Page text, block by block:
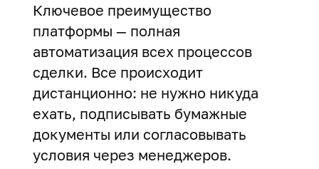
Ключевое преимущество
платформы — полная
автоматизация всех процессов
сделки. Все происходит
дистанционно: не нужно никуда
ехать, подписывать бумажные
документы или согласовывать
условия через менеджеров.